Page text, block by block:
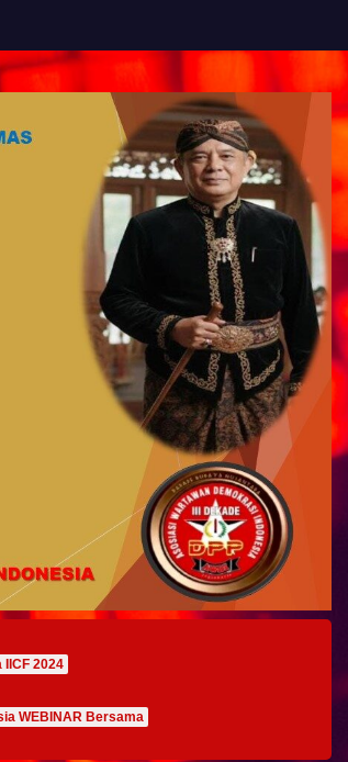
IICF 2024
WEBINAR Bersama